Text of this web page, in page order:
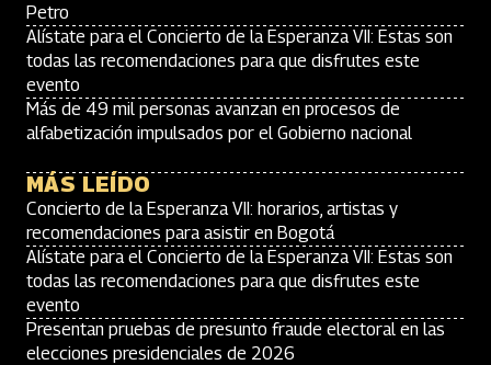
Petro
Alístate para el Concierto de la Esperanza VII: Estas son
todas las recomendaciones para que disfrutes este
evento
Más de 49 mil personas avanzan en procesos de
alfabetización impulsados por el Gobierno nacional
MÁS LEÍDO
Concierto de la Esperanza VII: horarios, artistas y
recomendaciones para asistir en Bogotá
Alístate para el Concierto de la Esperanza VII: Estas son
todas las recomendaciones para que disfrutes este
evento
Presentan pruebas de presunto fraude electoral en las
elecciones presidenciales de 2026